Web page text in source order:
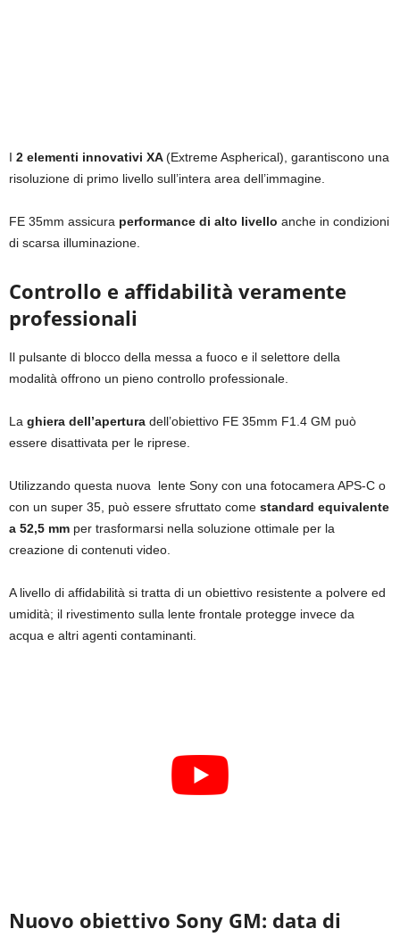
I 2 elementi innovativi XA(Extreme Aspherical), garantiscono una
risoluzione di primo livello sull’intera area dell’immagine.
FE 35mm assicura performance di alto livello anche in condizioni
di scarsa illuminazione.
Controllo e affidabilità veramente
professionali
Il pulsante di blocco della messa a fuoco e il selettore della
modalità offrono un pieno controllo professionale.
La ghiera dell’apertura dell’obiettivo FE 35mm F1.4 GM può
essere disattivata per le riprese.
Utilizzando questa nuova lente Sony con una fotocamera APS-C o
con un super 35, può essere sfruttato come standard equivalente
a 52,5 mm per trasformarsi nella soluzione ottimale per la
creazione di contenuti video.
A livello di affidabilità si tratta di un obiettivo resistente a polvere ed
umidità; il rivestimento sulla lente frontale protegge invece da
acqua e altri agenti contaminanti.
Nuovo obiettivo Sony GM: data di